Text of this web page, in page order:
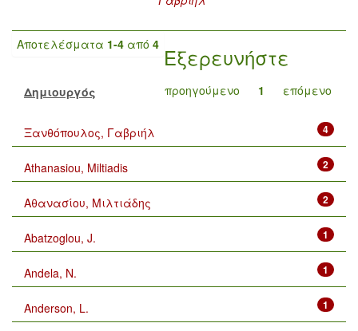
Αποτελέσματα 1-4 από 4
προηγούμενο 1 επόμενο
Εξερευνήστε
Δημιουργός
4
Ξανθόπουλος, Γαβριήλ
2
Athanasiou, Miltiadis
2
Αθανασίου, Μιλτιάδης
1
Abatzoglou, J.
1
Andela, N.
1
Anderson, L.